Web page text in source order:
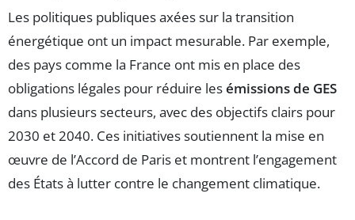
Les politiques publiques axées sur la transition
énergétique ont un impact mesurable. Par exemple,
des pays comme la France ont mis en place des
obligations légales pour réduire lesémissions de GES
dans plusieurs secteurs, avec des objectifs clairs pour
2030 et 2040. Ces initiatives soutiennent la mise en
œuvre de l’Accord de Paris et montrent l’engagement
des États à lutter contre le changement climatique.